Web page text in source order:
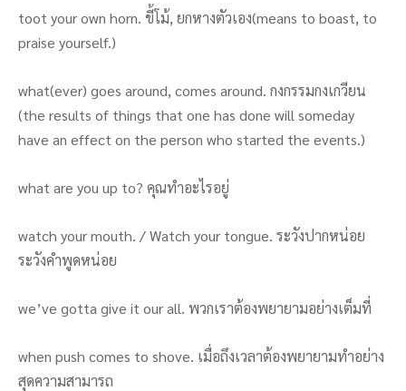
toot your own horn. ขี้โม้, ยกหางตัวเอง(means to boast, to
praise yourself.)
what(ever) goes around, comes around. กงกรรมกงเกวียน
(the results of things that one has done will someday
have an effect on the person who started the events.)
what are you up to? คุณทำอะไรอยู่
watch your mouth. / Watch your tongue. ระวังปากหน่อย
ระวังคำพูดหน่อย
we’ve gotta give it our all. พวกเราต้องพยายามอย่างเต็มที่
when push comes to shove. เมื่อถึงเวลาต้องพยายามทำอย่าง
สุดความสามารถ